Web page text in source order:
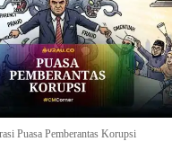
Puasa Pemberantas Korupsi